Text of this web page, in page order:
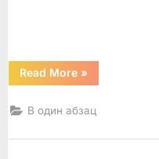
Read More“Майами
–
вкусный
город!”
»
В один абзац